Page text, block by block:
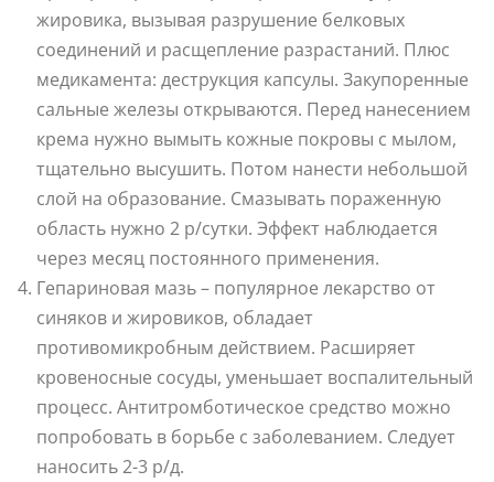
жировика, вызывая разрушение белковых
соединений и расщепление разрастаний. Плюс
медикамента: деструкция капсулы. Закупоренные
сальные железы открываются. Перед нанесением
крема нужно вымыть кожные покровы с мылом,
тщательно высушить. Потом нанести небольшой
слой на образование. Смазывать пораженную
область нужно 2 р/сутки. Эффект наблюдается
через месяц постоянного применения.
Гепариновая мазь – популярное лекарство от
синяков и жировиков, обладает
противомикробным действием. Расширяет
кровеносные сосуды, уменьшает воспалительный
процесс. Антитромботическое средство можно
попробовать в борьбе с заболеванием. Следует
наносить 2-3 р/д.